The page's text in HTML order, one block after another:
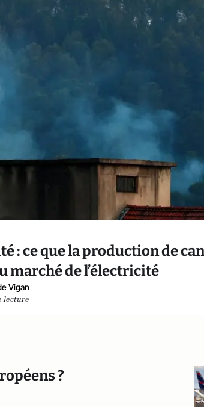
: ce que la production de
marché de l’électricité
Vigan
lecture
?